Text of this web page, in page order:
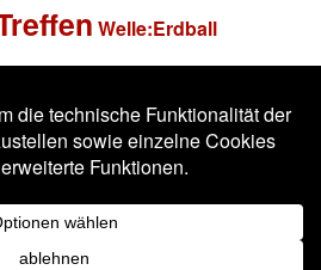
Welle:Erdball
Stolz präsentiert von WordPress